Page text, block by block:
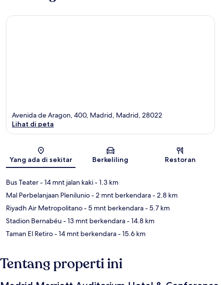
Peta
Avenida de Aragon, 400, Madrid, Madrid, 28022
Lihat di peta
Yang ada di sekitar Berkeliling Restoran
Bus Teater- 14 mnt jalan kaki- 1.3 km
Mal Perbelanjaan Plenilunio- 2 mnt berkendara- 2.8 km
Riyadh Air Metropolitano- 5 mnt berkendara- 5.7 km
Stadion Bernabéu- 13 mnt berkendara- 14.8 km
Taman El Retiro- 14 mnt berkendara- 15.6 km
Tentang properti ini